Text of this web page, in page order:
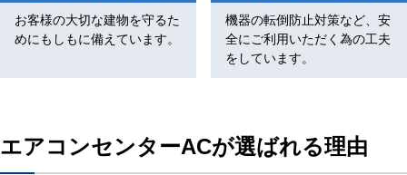
お客様の大切な建物を守るた
めにもしもに備えています。
機器の転倒防止対策など、安
全にご利用いただく為の工夫
をしています。
エアコンセンターACが選ばれる理由